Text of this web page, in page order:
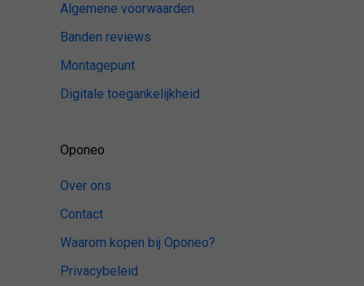
Algemene voorwaarden
Banden reviews
Montagepunt
Digitale toegankelijkheid
Oponeo
Over ons
Contact
Waarom kopen bij Oponeo?
Privacybeleid